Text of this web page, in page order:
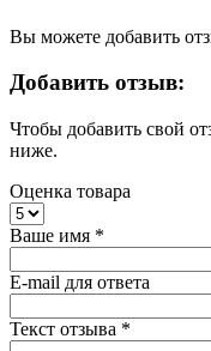
Вы можете добавить
Добавить отзыв:
Чтобы добавить свой
ниже.
Оценка товара
Ваше имя *
E-mail для ответа
Текст отзыва *